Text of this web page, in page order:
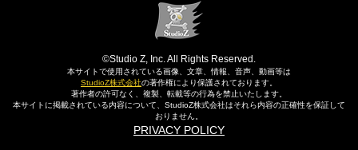
©Studio Z, Inc. All Rights Reserved.
本サイトで使用されている画像、文章、情報、音声、動画等は
StudioZ株式会社の著作権により保護されております。
著作者の許可なく、複製、転載等の行為を禁止いたします。
本サイトに掲載されている内容について、StudioZ株式会社はそれら内容の正確性を保証して
おりません。
PRIVACY POLICY